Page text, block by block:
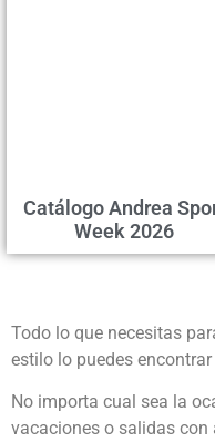
Catálogo Andrea
Week 2026
Todo lo que necesitas
estilo lo puedes encontrar
No importa cual sea la
vacaciones o salidas con